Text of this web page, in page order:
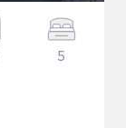
5